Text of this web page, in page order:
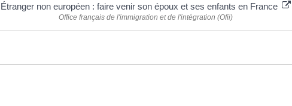
Étranger non européen : faire venir son époux et ses enfants en France
Office français de l'immigration et de l'intégration (Ofii)